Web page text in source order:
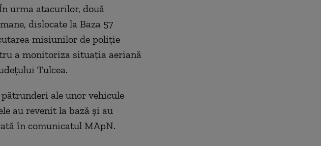
urma atacurilor, două
dislocate la Baza 57
misiunilor de poliţie
a monitoriza situaţia aeriană
Tulcea.
ale unor vehicule
au revenit la bază şi au
în comunicatul MApN.